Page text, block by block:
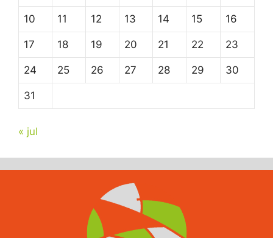
10 11 12 13 14 15 16
17 18 19 20 21 22 23
24 25 26 27 28 29 30
31
« jul